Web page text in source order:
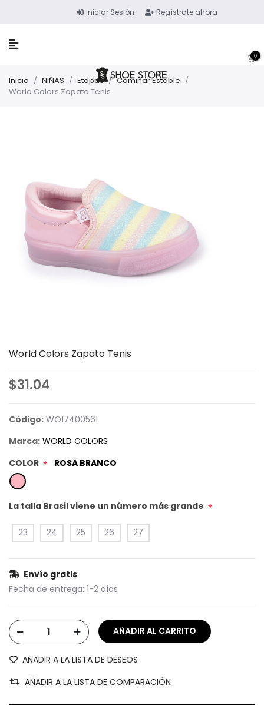
Iniciar Sesión Regístrate ahora
0
Inicio / NIÑAS / Etapas / Caminar Estable /
World Colors Zapato Tenis
World Colors Zapato Tenis
$31.04
Código: WO17400561
Marca: WORLD COLORS
COLOR * ROSA BRANCO
La talla Brasil viene un número más grande *
23 24 25 26 27
Envío gratis
Fecha de entrega: 1-2 días
AÑADIR A LA LISTA DE DESEOS
AÑADIR A LA LISTA DE COMPARACIÓN